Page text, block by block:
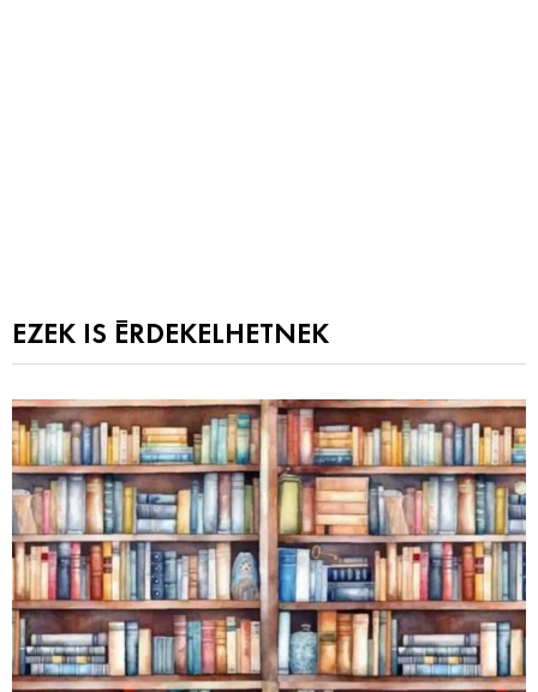
EZEK IS ÉRDEKELHETNEK